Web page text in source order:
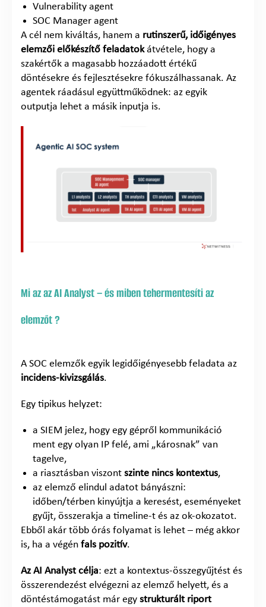
Vulnerability agent
SOC Manager agent
A cél nem kiváltás, hanem a rutinszerű, időigényes
elemzői előkészítő feladatokátvétele, hogy a
szakértők a magasabb hozzáadott értékű
döntésekre és fejlesztésekre fókuszálhassanak. Az
agentek ráadásul együttműködnek: az egyik
outputja lehet a másik inputja is.
Mi az az AI Analyst – és miben tehermentesíti az
elemzőt ?
A SOC elemzők egyik legidőigényesebb feladata az
incidens-kivizsgálás.
Egy tipikus helyzet:
a SIEM jelez, hogy egy gépről kommunikáció
ment egy olyan IP felé, ami „károsnak” van
tagelve,
a riasztásban viszont szinte nincs kontextus,
az elemző elindul adatot bányászni:
időben/térben kinyújtja a keresést, eseményeket
gyűjt, összerakja a timeline-t és az ok-okozatot.
Ebből akár több órás folyamat is lehet – még akkor
is, ha a végén fals pozitív.
Az AI Analyst célja: ezt a kontextus-összegyűjtést és
összerendezést elvégezni az elemző helyett, és a
döntéstámogatást már egy strukturált riport